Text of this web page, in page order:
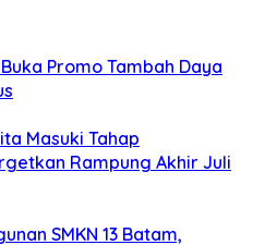
Promo Tambah Daya
Masuki Tahap
Rampung Akhir Juli
SMKN 13 Batam,